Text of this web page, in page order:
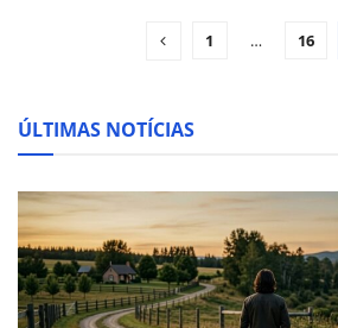
1 … 16
ÚLTIMAS NOTÍCIAS